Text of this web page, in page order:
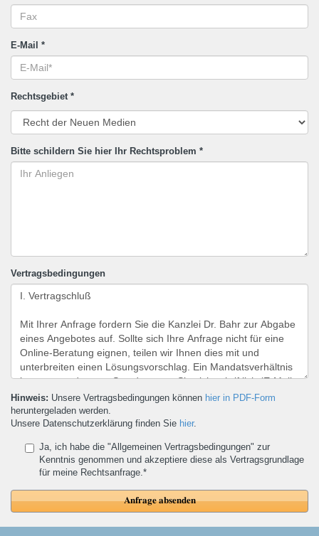
E-Mail *
Rechtsgebiet *
Bitte schildern Sie hier Ihr Rechtsproblem *
Vertragsbedingungen
Hinweis: Unsere Vertragsbedingungen können hier in PDF-Form
heruntergeladen werden.
Unsere Datenschutzerklärung finden Sie hier.
Ja, ich habe die "Allgemeinen Vertragsbedingungen" zur
Kenntnis genommen und akzeptiere diese als Vertragsgrundlage
für meine Rechtsanfrage.*
Anfrage absenden